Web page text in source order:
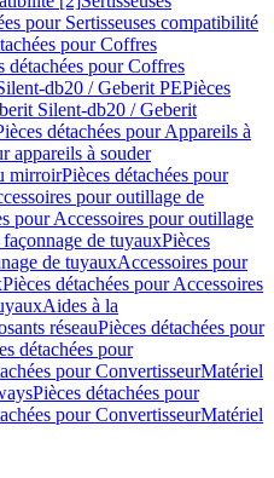
pour Sertisseuses compatibilité
pour Coffres
détachées pour Coffres
db20 / Geberit PEPièces
Silent-db20 / Geberit
détachées pour Appareils à
appareils à souder
mirroirPièces détachées pour
pour outillage de
pour Accessoires pour outillage
de tuyauxPièces
de tuyauxAccessoires pour
Pièces détachées pour Accessoires
Aides à la
réseauPièces détachées pour
détachées pour
pour ConvertisseurMatériel
Pièces détachées pour
pour ConvertisseurMatériel